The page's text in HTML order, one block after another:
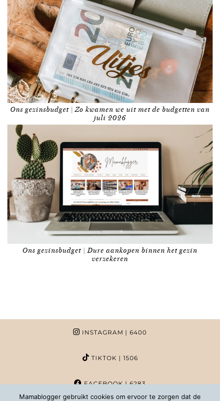
Ons gezinsbudget | Zo kwamen we uit met de budgetten van
juli 2026
Ons gezinsbudget | Dure aankopen binnen het gezin
verzekeren
INSTAGRAM | 6400
TIKTOK | 1506
FACEBOOK| 6283
Mamablogger gebruikt cookies om ervoor te zorgen dat de